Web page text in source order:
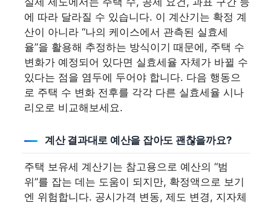
에 따라 달라질 수 있습니다. 이 계산기는 확정 계
산이 아니라 “나의 케이스에서 관측된 실효세
율”을 활용해 추정하는 방식이기 때문에, 주택 수
변화가 예정되어 있다면 실효세율 자체가 바뀔 수
있다는 점을 염두에 두어야 합니다. 다음 행동으
로 주택 수 변화 전후를 각각 다른 실효세율 시나
리오로 비교해보세요.
계산 결과대로 예산을 잡아도 괜찮을까요?
주택 보유세 계산기는 참고용으로 예산의 “범
위”를 잡는 데는 도움이 되지만, 확정액으로 보기
엔 위험합니다. 공시가격 변동, 제도 변경, 지자체